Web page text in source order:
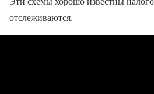
отслеживаются.